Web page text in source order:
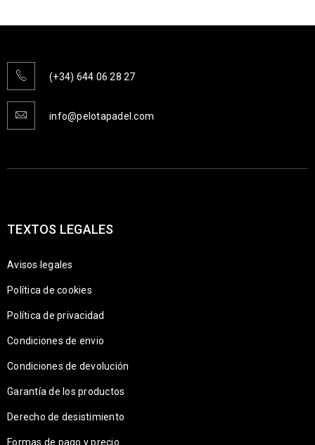
(+34) 644 06 28 27
info@pelotapadel.com
TEXTOS LEGALES
Avisos legales
Política de cookies
Política de privacidad
Condiciones de envio
Condiciones de devolución
Garantía de los productos
Derecho de desistimiento
Formas de pago y precio